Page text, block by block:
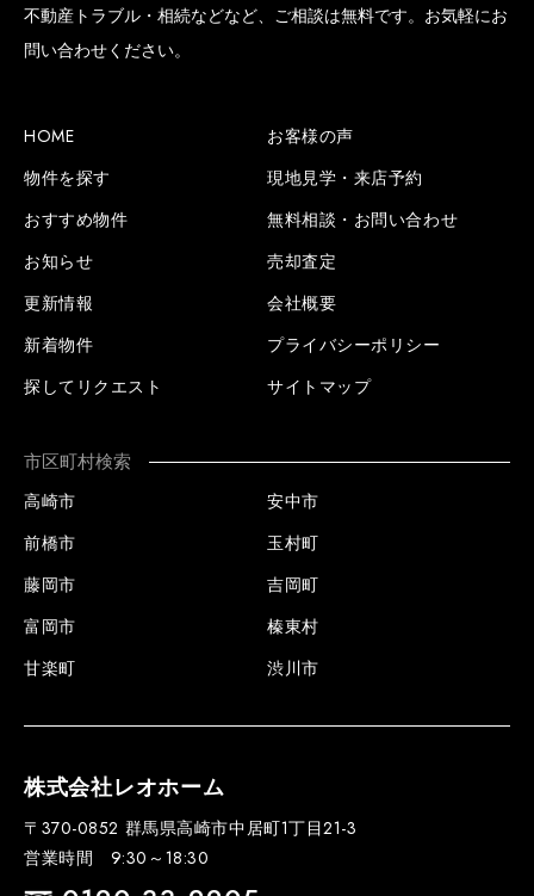
不動産トラブル・相続などなど、ご相談は無料です。お気軽にお
問い合わせください。
HOME
物件を探す
おすすめ物件
お知らせ
更新情報
新着物件
探してリクエスト
お客様の声
現地見学・来店予約
無料相談・お問い合わせ
売却査定
会社概要
プライバシーポリシー
サイトマップ
市区町村検索
高崎市
前橋市
藤岡市
富岡市
甘楽町
安中市
玉村町
吉岡町
榛東村
渋川市
株式会社レオホーム
〒370-0852 群馬県高崎市中居町1丁目21-3
営業時間 9:30～18:30